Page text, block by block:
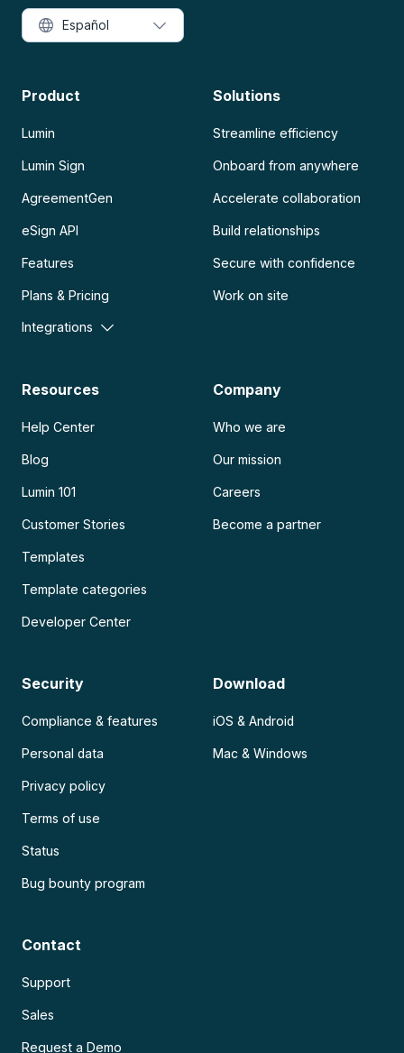
Product
Lumin
Lumin Sign
AgreementGen
eSign API
Features
Plans & Pricing
Integrations
Solutions
Streamline efficiency
Onboard from anywhere
Accelerate collaboration
Build relationships
Secure with confidence
Work on site
Resources
Help Center
Blog
Lumin 101
Customer Stories
Templates
Template categories
Developer Center
Company
Who we are
Our mission
Careers
Become a partner
Security
Compliance & features
Personal data
Privacy policy
Terms of use
Status
Bug bounty program
Download
iOS & Android
Mac & Windows
Contact
Support
Sales
Request a Demo
Español